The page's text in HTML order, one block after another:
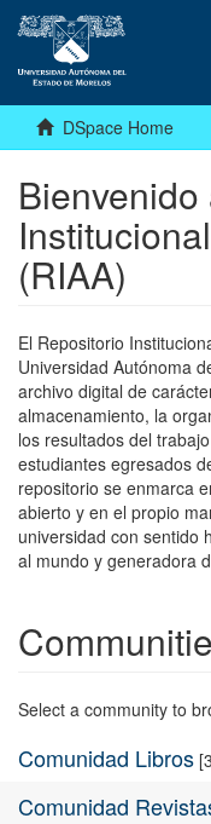
DSpace Home
(RIAA)
El Repositorio
Universidad Autónoma
archivo digital de
almacenamiento, la
los resultados del
estudiantes egresados
repositorio se enmarca
abierto y en el propio
universidad con sentido
al mundo y generadora
Select a community to
Comunidad Libros
Comunidad